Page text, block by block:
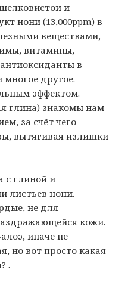
и
нони (13,000ppm) в
веществами,
витамины,
в
другое.
эффектом.
глина) знакомы нам
за счёт чего
вытягивая излишки
с глиной и
листьев нони.
не для
кожи.
иначе не
но вот просто какая-
.